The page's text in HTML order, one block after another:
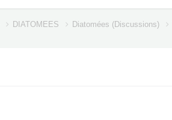
DIATOMEES Diatomées (Discussions)